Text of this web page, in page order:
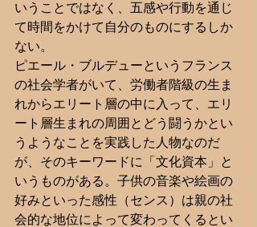
いうことではなく、五感や行動を通じ
て時間をかけて自分のものにするしか
ない。
ピエール・ブルデューというフランス
の社会学者がいて、労働者階級の生ま
れからエリート層の中に入って、エリ
ート層生まれの周囲とどう闘うかとい
うようなことを実践した人物なのだ
が、そのキーワードに「文化資本」と
いうものがある。子供の音楽や絵画の
好みといった感性（センス）は親の社
会的な地位によって変わってくるとい